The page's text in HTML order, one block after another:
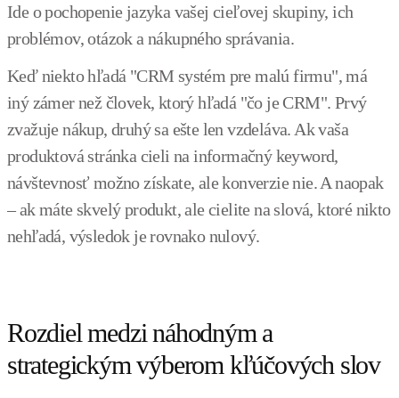
Ide o pochopenie jazyka vašej cieľovej skupiny, ich
problémov, otázok a nákupného správania.
Keď niekto hľadá "CRM systém pre malú firmu", má
iný zámer než človek, ktorý hľadá "čo je CRM". Prvý
zvažuje nákup, druhý sa ešte len vzdeláva. Ak vaša
produktová stránka cieli na informačný keyword,
návštevnosť možno získate, ale konverzie nie. A naopak
– ak máte skvelý produkt, ale cielite na slová, ktoré nikto
nehľadá, výsledok je rovnako nulový.
Rozdiel medzi náhodným a
strategickým výberom kľúčových slov